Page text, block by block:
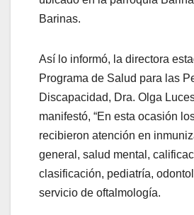
Barinas.
Así lo informó, la directora
Programa de Salud para las
Discapacidad, Dra. Olga
manifestó, “En esta ocasión
recibieron atención en
general, salud mental,
clasificación, pediatría,
servicio de oftalmología.